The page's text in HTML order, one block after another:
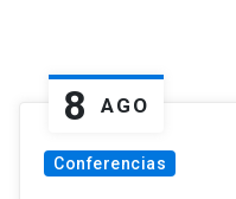
8 AGO
Conferencias